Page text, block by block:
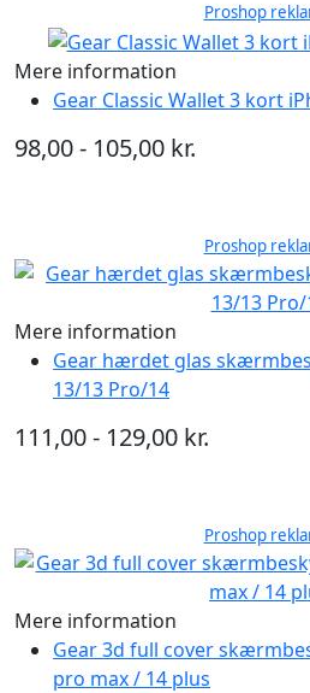
Proshop
Mere information
Gear Classic Wallet 3 kort
98,00 - 105,00 kr.
Proshop
Mere information
Gear hærdet glas
13/13 Pro/14
111,00 - 129,00 kr.
Proshop
Mere information
Gear 3d full cover
pro max / 14 plus